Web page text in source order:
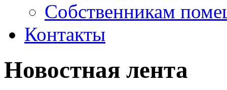
Собственникам
Контакты
Новостная лента